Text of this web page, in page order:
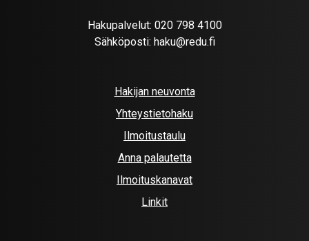
Hakupalvelut: 020 798 4100
Sähköposti: haku@redu.fi
Hakijan neuvonta
Yhteystietohaku
Ilmoitustaulu
Anna palautetta
Ilmoituskanavat
Linkit